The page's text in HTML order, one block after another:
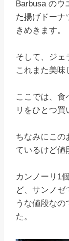
Barbusa のウ
た揚げドーナ
きめきます。
そして、ジェ
これまた美味
ここでは、食
リをひとつ買
ちなみにこの
ているけど値
カンノーリ1
ど、サンノゼ
うな値段なの
た。